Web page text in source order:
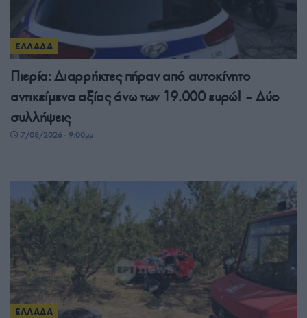
ΕΛΛΑΔΑ
Πιερία: Διαρρήκτες πήραν από αυτοκίνητο
αντικείμενα αξίας άνω των 19.000 ευρώ! – Δύο
συλλήψεις
7/08/2026 - 9:00μμ
ΕΛΛΑΔΑ